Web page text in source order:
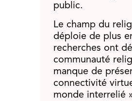
public.
Le champ du
déploie de plus
recherches ont
communauté
manque de
connectivité
monde interrelié